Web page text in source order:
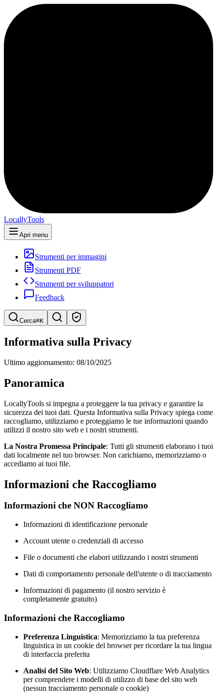
LocallyTools
Apri menu
Strumenti per immagini
Strumenti PDF
Strumenti per sviluppatori
Feedback
Cerca⌘K
Cerca strumenti
Ricerca rapida di strumenti
Informativa sulla Privacy
Ultimo aggiornamento: 08/10/2025
Panoramica
LocallyTools si impegna a proteggere la tua privacy e garantire la
sicurezza dei tuoi dati. Questa Informativa sulla Privacy spiega come
raccogliamo, utilizziamo e proteggiamo le tue informazioni quando
utilizzi il nostro sito web e i nostri strumenti.
La Nostra Promessa Principale: Tutti gli strumenti elaborano i tuoi
dati localmente nel tuo browser. Non carichiamo, memorizziamo o
accediamo ai tuoi file.
Informazioni che Raccogliamo
Informazioni che NON Raccogliamo
Informazioni di identificazione personale
Account utente o credenziali di accesso
File o documenti che elabori utilizzando i nostri strumenti
Dati di comportamento personale dell'utente o di tracciamento
Informazioni di pagamento (il nostro servizio è
completamente gratuito)
Informazioni che Raccogliamo
Preferenza Linguistica: Memorizziamo la tua preferenza
linguistica in un cookie del browser per ricordare la tua lingua
di interfaccia preferita
Analisi del Sito Web: Utilizziamo Cloudflare Web Analytics
per comprendere i modelli di utilizzo di base del sito web
(nessun tracciamento personale o cookie)